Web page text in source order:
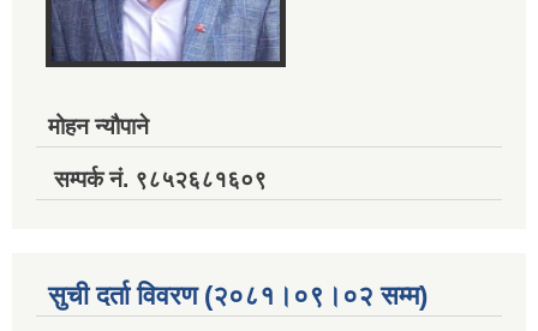
मोहन न्यौपाने
सम्पर्क नं. ९८५२६८१६०९
सुची दर्ता विवरण (२०८१।०९।०२ सम्म)